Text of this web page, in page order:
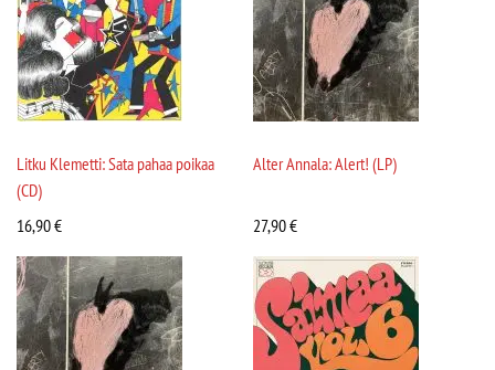
Litku Klemetti: Sata pahaa poikaa
(CD)
16,90€
Alter Annala: Alert! (LP)
27,90€